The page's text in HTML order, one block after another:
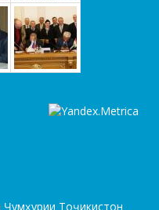
Тоҷикистон